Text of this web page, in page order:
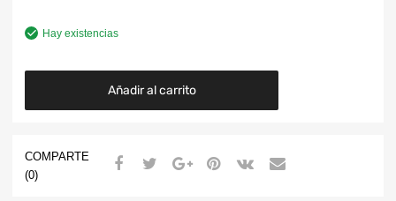
Hay existencias
Añadir al carrito
COMPARTE
(0)